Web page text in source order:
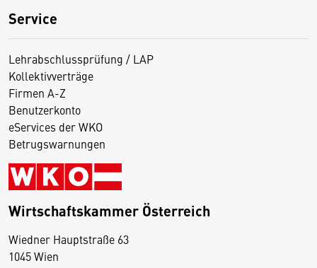
Service
Lehrabschlussprüfung / LAP
Kollektivverträge
Firmen A-Z
Benutzerkonto
eServices der WKO
Betrugswarnungen
Wirtschaftskammer Österreich
Wiedner Hauptstraße 63
1045 Wien
D